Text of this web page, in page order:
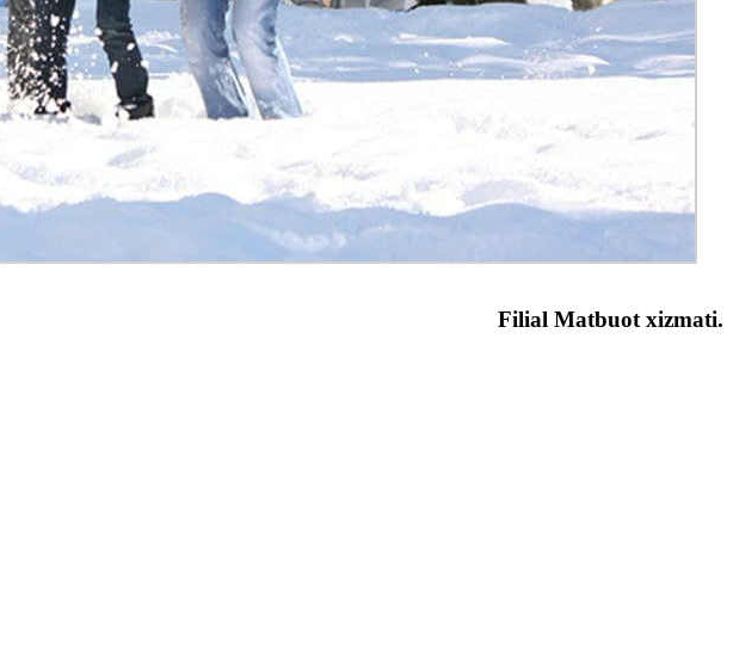
Filial Matbuot xizmati.